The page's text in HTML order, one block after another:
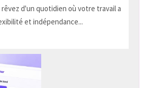
d'un quotidien où votre travail a
et indépendance...